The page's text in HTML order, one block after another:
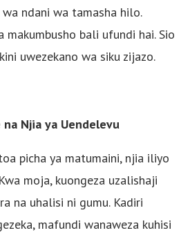
ndani wa tamasha hilo.
makumbusho bali ufundi hai. Sio
uwezekano wa siku zijazo.
Njia ya Uendelevu
picha ya matumaini, njia iliyo
moja, kuongeza uzalishaji
na uhalisi ni gumu. Kadiri
mafundi wanaweza kuhisi